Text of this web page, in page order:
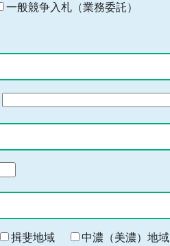
一般競争入札（業務委託）
揖斐地域 中濃（美濃）地域